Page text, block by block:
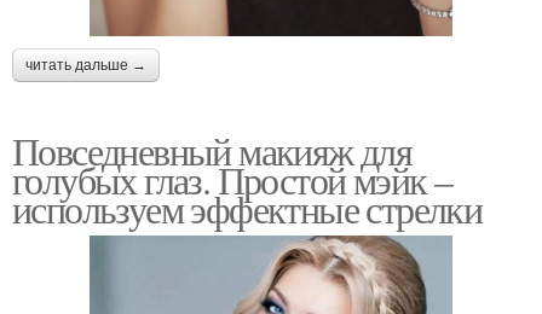
читать дальше →
Повседневный макияж для
голубых глаз. Простой мэйк –
используем эффектные стрелки